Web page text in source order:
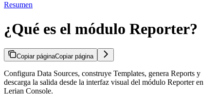
Resumen
¿Qué es el módulo Reporter?
Copiar páginaCopiar página
Configura Data Sources, construye Templates, genera Reports y
descarga la salida desde la interfaz visual del módulo Reporter en
Lerian Console.